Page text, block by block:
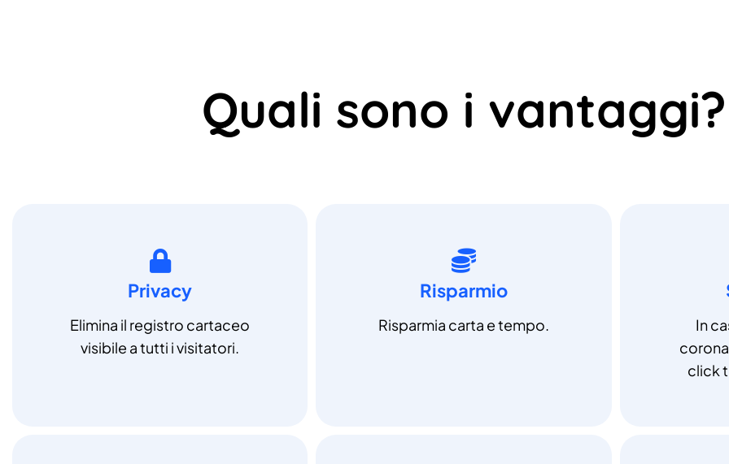
Quali sono i vantaggi?
Privacy
Elimina il registro cartaceo
visibile a tutti i visitatori.
Risparmio
Risparmia carta e tempo.
In
click